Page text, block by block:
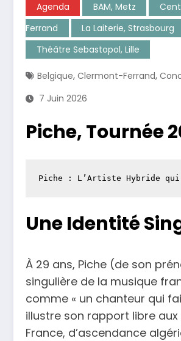
Agenda BAM, Metz
Ferrand
La Laiterie, Strasbourg
Théâtre Sebastopol, Lille
Belgique, Clermont-Ferrand,
7 Juin 2026
Piche, Tournée
Piche : L’Artiste Hybride
Une Identité
À 29 ans, Piche (de son
singulière de la musique
comme « un chanteur qui
illustre son rapport libre
France, d’ascendance